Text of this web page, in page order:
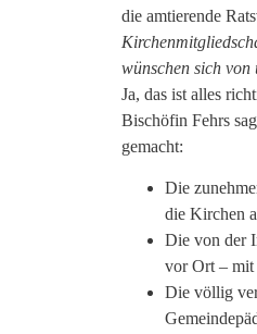
die amtierende
wünschen sich
Ja, das ist alles
Bischöfin Fehrs
gemacht:
Die
die Kirchen
Die von der
vor Ort – mit
Die völlig